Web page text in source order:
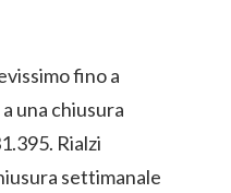
fino a
una chiusura
Rialzi
settimanale